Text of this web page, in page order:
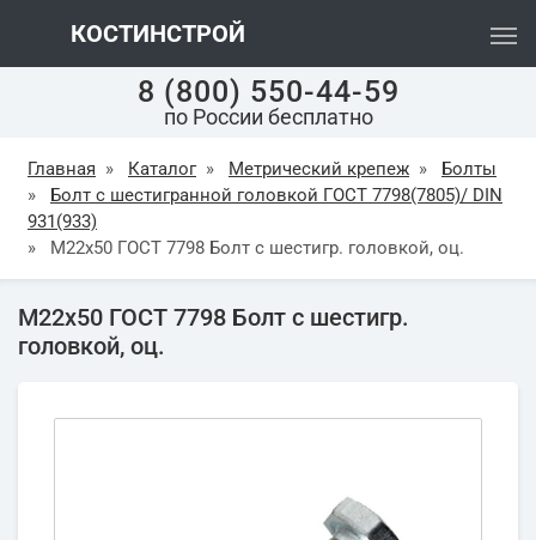
КОСТИНСТРОЙ
8 (800) 550-44-59
по России бесплатно
Главная » Каталог » Метрический крепеж »
Болты
»
Болт с шестигранной головкой ГОСТ 7798(7805)/ DIN
931(933)
»
М22х50 ГОСТ 7798 Болт с шестигр. головкой, оц.
М22х50 ГОСТ 7798 Болт с шестигр.
головкой, оц.